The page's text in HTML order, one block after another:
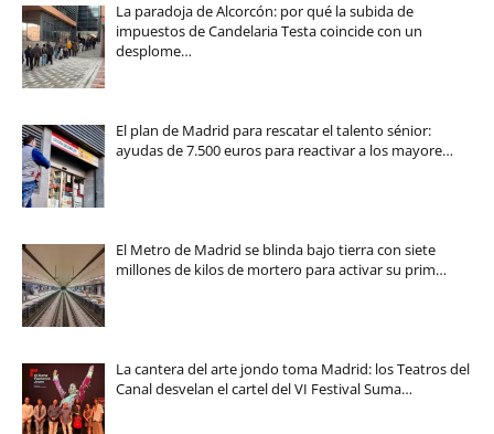
La paradoja de Alcorcón: por qué la subida de
impuestos de Candelaria Testa coincide con un
desplome…
El plan de Madrid para rescatar el talento sénior:
ayudas de 7.500 euros para reactivar a los mayore…
El Metro de Madrid se blinda bajo tierra con siete
millones de kilos de mortero para activar su prim…
La cantera del arte jondo toma Madrid: los Teatros del
Canal desvelan el cartel del VI Festival Suma…